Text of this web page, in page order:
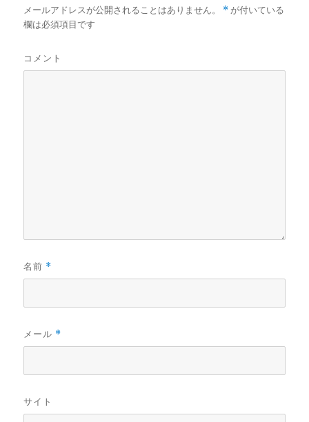
メールアドレスが公開されることはありません。 * が付いている
欄は必須項目です
コメント
名前 *
メール *
サイト